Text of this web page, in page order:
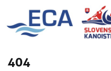
404